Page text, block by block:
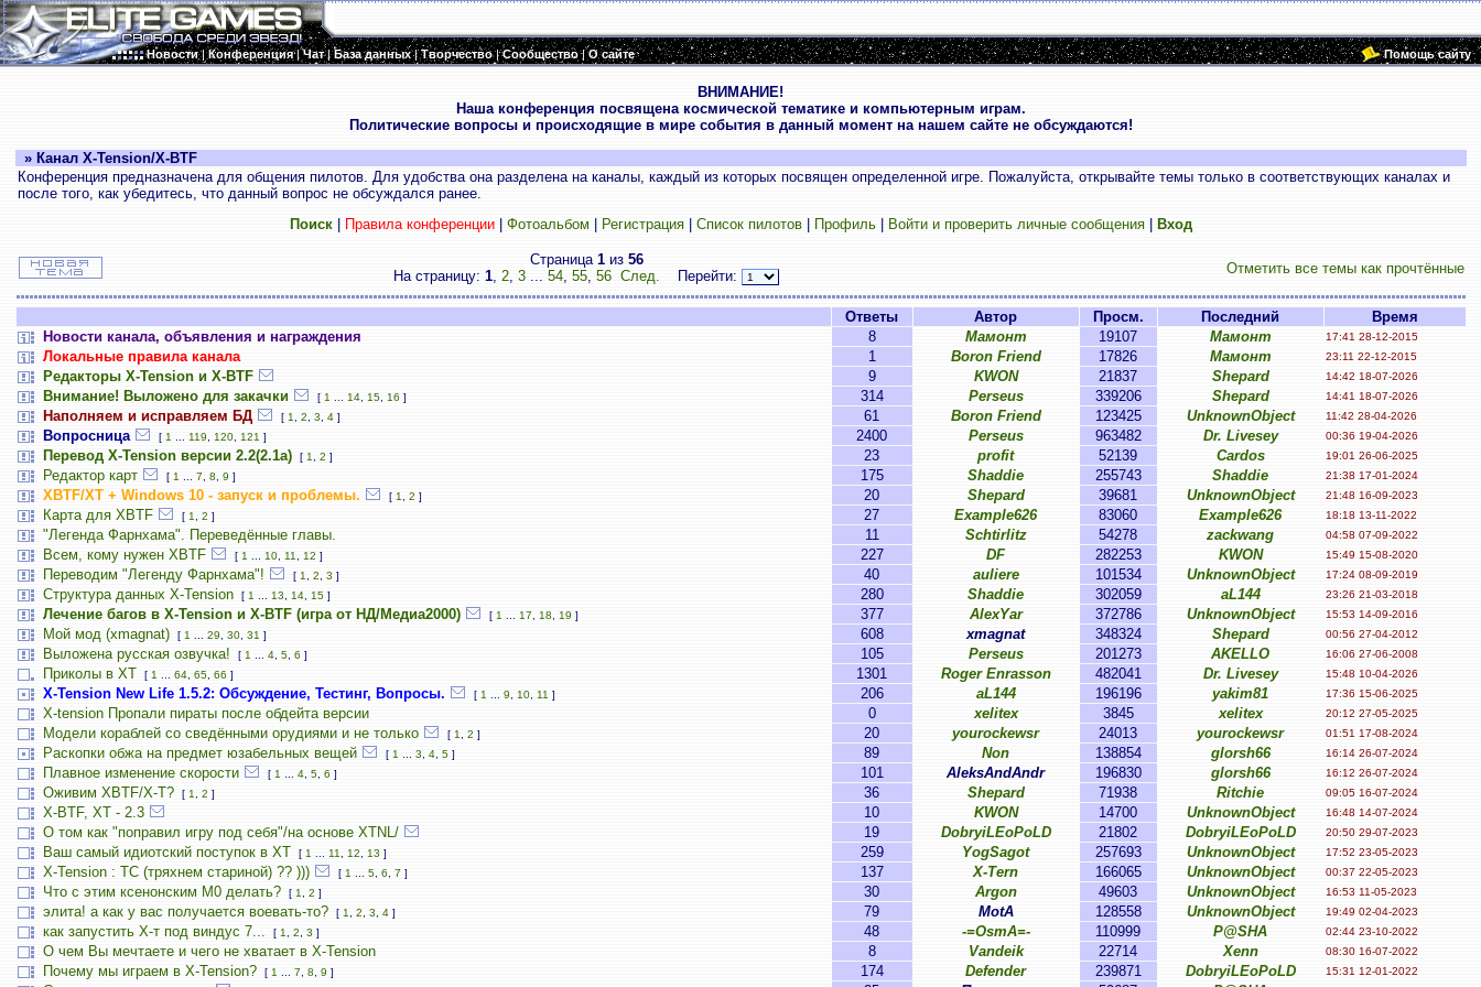
Новости|Конференция|Чат|База данных|Творчество|Сообщество|О сайте Помощь сайту
ВНИМАНИЕ!
Наша конференция посвящена космической тематике и компьютерным играм.
Политические вопросы и происходящие в мире события в данный момент на нашем сайте не обсуждаются!
» Канал X-Tension/X-BTF
Конференция предназначена для общения пилотов. Для удобства она разделена на каналы, каждый из которых посвящен определенной игре. Пожалуйста, открывайте темы только в соответствующих каналах и
после того, как убедитесь, что данный вопрос не обсуждался ранее.
Поиск| Правила конференции| Фотоальбом Регистрация| Список пилотов| Профиль| Войти и проверить личные сообщения| Вход
Страница 1из 56
На страницу: 1, 2, 3 ... 54, 55, 56 След. Перейти: Отметить все темы как прочтённые
Ответы Автор Просм. Последний
Время
Новости канала, объявления и награждения
8 Мамонт 19107 Мамонт 17:41 28-12-2015
Локальные правила канала 1 Boron Friend 17826 Мамонт 23:11 22-12-2015
Редакторы X-Tension и X-BTF 9 KWON 21837 Shepard 14:42 18-07-2026
Внимание! Выложено для закачки [ 1 14, 15, 16 ] 314 Perseus 339206 Shepard 14:41 18-07-2026
Наполняем и исправляем БД [ 1 2 3 4] 61 Boron Friend 123425 UnknownObject 11:42 28-04-2026
Вопросница [ 1 119 120, 121 ] 2400 Perseus 963482 Dr. Livesey 00:36 19-04-2026
Перевод X-Tension версии 2.2(2.1а) [ 1 2 ] 23 profit 52139 Cardos 19:01 26-06-2025
Редактор карт [ 1 7 8 9 ] 175 Shaddie 255743 Shaddie 21:38 17-01-2024
XBTF/XT + Windows 10 - запуск и проблемы. [ 1 2 ] 20 Shepard 39681 UnknownObject 21:48 16-09-2023
Карта для XBTF [ 1 2 ] 27 Example626 83060 Example626 18:18 13-11-2022
"Легенда Фарнхама". Переведённые главы. 11 Schtirlitz 54278 zackwang 04:58 07-09-2022
Всем, кому нужен XBTF [ 1 10, 11 12 ] 227 DF 282253 KWON 15:49 15-08-2020
Переводим "Легенду Фарнхама"! [ 1 2 3 ] 40 auliere 101534 UnknownObject 17:24 08-09-2019
Структура данных X-Tension [ 1 13 14, 15] 280 Shaddie 302059 aL144 23:26 21-03-2018
Лечение багов в X-Tension и X-BTF (игра от НД/Медиа2000) [ 1 17 18 19 ] 377 AlexYar 372786 UnknownObject 15:53 14-09-2016
Мой мод (xmagnat) [ 1 29 30, 31 ] 608 хmagnat 348324 Shepard 00:56 27-04-2012
Выложена русская озвучка! [ 1 4, 5, 6 ] 105 Perseus 201273 AKELLO 16:06 27-06-2008
Приколы в ХТ [ 1 64, 65, 66 ] 1301 Roger Enrasson 482041 Dr. Livesey 15:48 10-04-2026
X-Tension New Life 1.5.2: Обсуждение, Тестинг, Вопросы. [ 1 9 10, 11 ] 206 aL144 196196 yakim81 17:36 15-06-2025
X-tension Пропали пираты после обдейта версии 0 xelitex 3845 xelitex 20:12 27-05-2025
Модели кораблей со сведёнными орудиями и не только [ 1 2 ] 20 yourockewsr 24013 yourockewsr 01:51 17-08-2024
Раскопки обжа на предмет юзабельных вещей [ 1 3 4, 5] 89 Non 138854 glorsh66 16:14 26-07-2024
Плавное изменение скорости [ 1 4, 5, 6 ] 101 AleksAndAndr 196830 glorsh66 16:12 26-07-2024
Оживим XBTF/X-T? [ 1 2 ] 36 Shepard 71938 Ritchie 09:05 16-07-2024
X-BTF, XT - 2.3 10 KWON 14700 UnknownObject 16:48 14-07-2024
О том как "поправил игру под себя"/на основе XTNL/ 19 DobryiLEoPoLD 21802 DobryiLEoPoLD 20:50 29-07-2023
Ваш самый идиотский поступок в ХТ [ 1 11 12 13 ] 259 YogSagot 257693 UnknownObject 17:52 23-05-2023
X-Tension : TC (тряхнем стариной) ?? ))) [ 1 5, 6 7 ] 137 X-Tern 166065 UnknownObject 00:37 22-05-2023
Что с этим ксенонским M0 делать? [ 1 2 ] 30 Argon 49603 UnknownObject 16:53 11-05-2023
элита! а как у вас получается воевать-то? [ 1 2 3 4] 79 MotA 128558 UnknownObject 19:49 02-04-2023
как запустить Х-т под виндус 7... [ 1 2 3 ] 48 -=OsmA=- 110999 P@SHA 02:44 23-10-2022
О чем Вы мечтаете и чего не хватает в X-Tension 8 Vandeik 22714 Xenn 08:30 16-07-2022
Почему мы играем в X-Tension? [ 1 7 8 9 ] 174 Defender 239871 DobryiLEoPoLD 15:31 12-01-2022